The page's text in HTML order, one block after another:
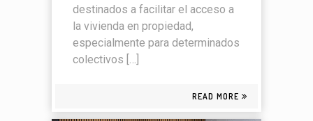
destinados a facilitar el acceso a
la vivienda en propiedad,
especialmente para determinados
colectivos […]
READ MORE